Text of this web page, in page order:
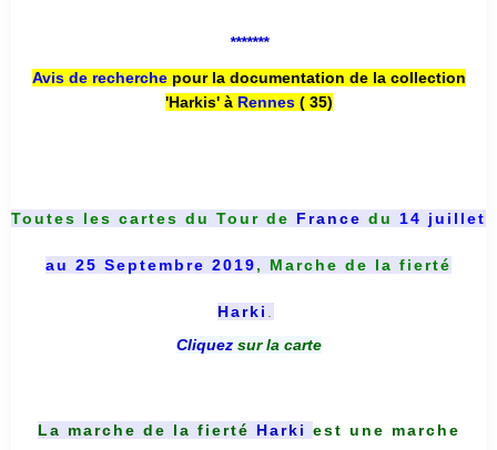
*******
Avis de recherche pour la documentation de la collection
'Harkis' à Rennes( 35)
Toutes les cartes du Tour de France du 14 juillet
au 25 Septembre 2019, Marche de la fierté
Harki
Cliquez sur la carte
La marche de la fierté Harki est une marche